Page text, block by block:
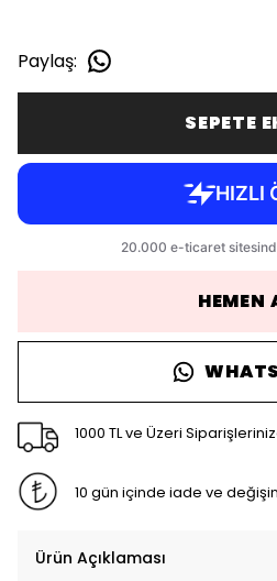
Paylaş:
SEPETE
HEMEN
1000 TL ve Üzeri
10 gün içinde iade ve
Ürün Açıklaması